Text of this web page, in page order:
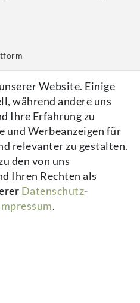
widerrufen.**
Website. Einige
während andere uns
Ihre Erfahrung zu
und Werbeanzeigen für
relevanter zu gestalten.
den von uns
Ihren Rechten als
Daten­schutz­
.